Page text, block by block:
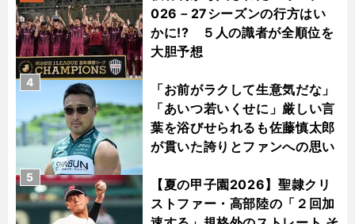
026－27シーズンの行方はい
かに!? ５人の識者が全順位を
大胆予想
「お前がラクして生意気だな」
「あいつ若いくせに」厳しい言
葉を浴びせられるも佐藤慎太郎
が貫いた誇りとファンへの思い
4
【夏の甲子園2026】聖隷クリ
ストファー・高部陸の「２回加
5